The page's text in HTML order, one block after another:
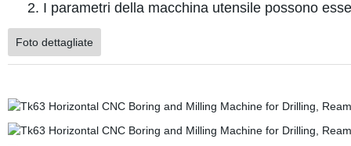
2. I parametri della macchina utensile possono
Foto dettagliate